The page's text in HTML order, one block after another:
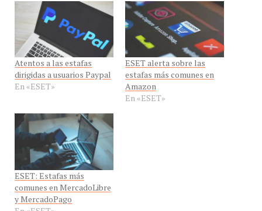
Atentos a las estafas
dirigidas a usuarios Paypal
En «ESET»
ESET alerta sobre las
estafas más comunes en
Amazon
En «ESET»
ESET: Estafas más
comunes en MercadoLibre
y MercadoPago
En «ESET»